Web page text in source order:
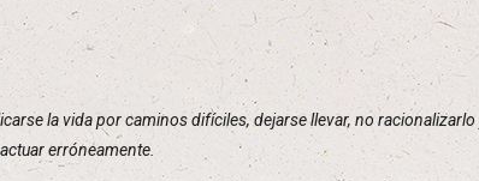
la vida por caminos difíciles, dejarse llevar, no
erróneamente.